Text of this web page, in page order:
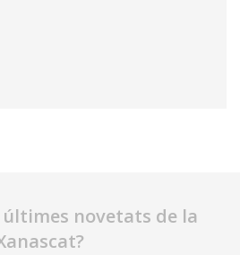
novetats de la